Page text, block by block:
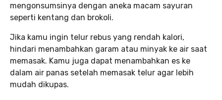
mengonsumsinya dengan aneka macam sayuran
seperti kentang dan brokoli.
Jika kamu ingin telur rebus yang rendah kalori,
hindari menambahkan garam atau minyak ke air saat
memasak. Kamu juga dapat menambahkan es ke
dalam air panas setelah memasak telur agar lebih
mudah dikupas.